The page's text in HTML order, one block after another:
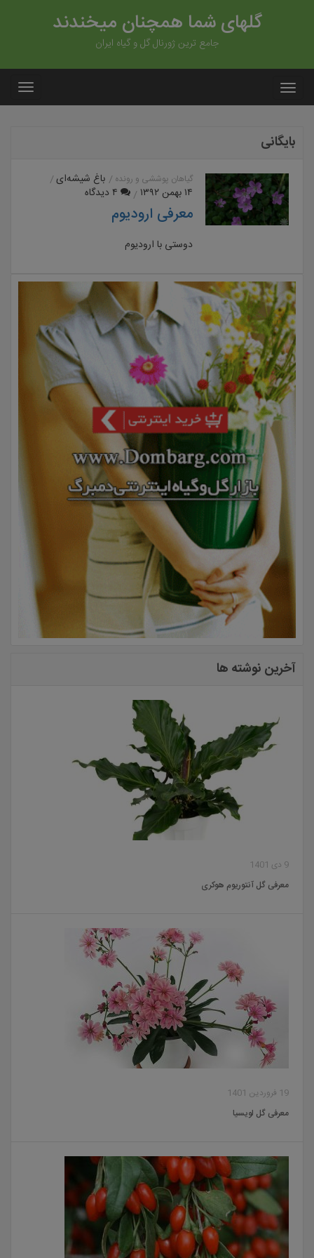
گلهای شما همچنان میخندند
جامع ترین ژورنال گل و گیاه ایران
بایگانی
گیاهان پوششی و رونده
باغ شیشه‌ای
۱۴ بهمن ۱۳۹۲
۴ دیدگاه
معرفی ارودیوم
دوستی با ارودیوم
آخرین نوشته ها
9 دی 1401
معرفی گل آنتوریوم هوکری
19 فروردین 1401
معرفی گل لویسیا